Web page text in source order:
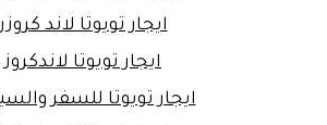
ايجار تويوتا لاند كروزر
ايجار تويوتا لاندكروز
ايجار تويوتا للسفر